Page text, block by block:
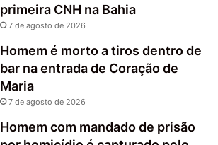
primeira CNH na Bahia
7 de agosto de 2026
Homem é morto a tiros dentro de
bar na entrada de Coração de
Maria
7 de agosto de 2026
Homem com mandado de prisão